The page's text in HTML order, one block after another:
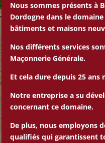
Nous sommes présents à
Dordogne dans le
bâtiments et maisons
Nos différents services
Maçonnerie Générale.
Et cela dure depuis 25
Notre entreprise a su
concernant ce domaine.
De plus, nous employons
qualifiés qui garantissent